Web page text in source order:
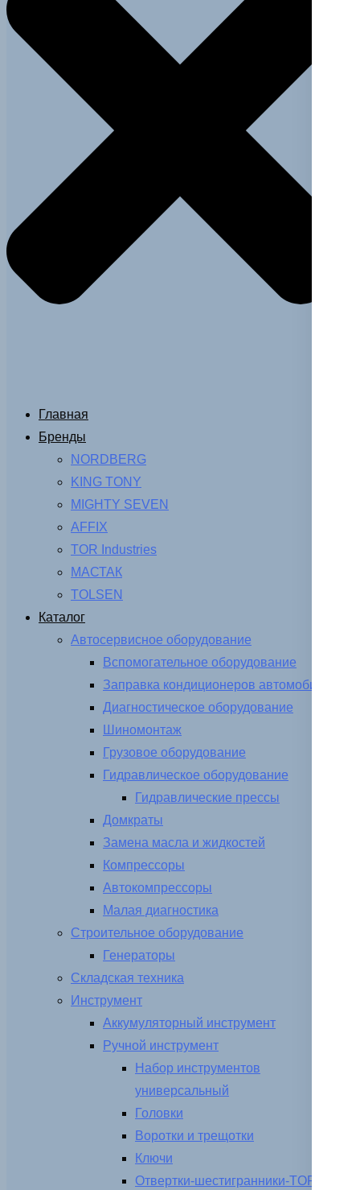
Главная
Бренды
NORDBERG
KING TONY
MIGHTY SEVEN
AFFIX
TOR Industries
МАСТАК
TOLSEN
Каталог
Автосервисное оборудование
Вспомогательное оборудование
Заправка кондиционеров автомобиля
Диагностическое оборудование
Шиномонтаж
Грузовое оборудование
Гидравлическое оборудование
Гидравлические прессы
Домкраты
Замена масла и жидкостей
Компрессоры
Автокомпрессоры
Малая диагностика
Строительное оборудование
Генераторы
Складская техника
Инструмент
Аккумуляторный инструмент
Ручной инструмент
Набор инструментов
универсальный
Головки
Воротки и трещотки
Ключи
Отвертки-шестигранники-TORX-